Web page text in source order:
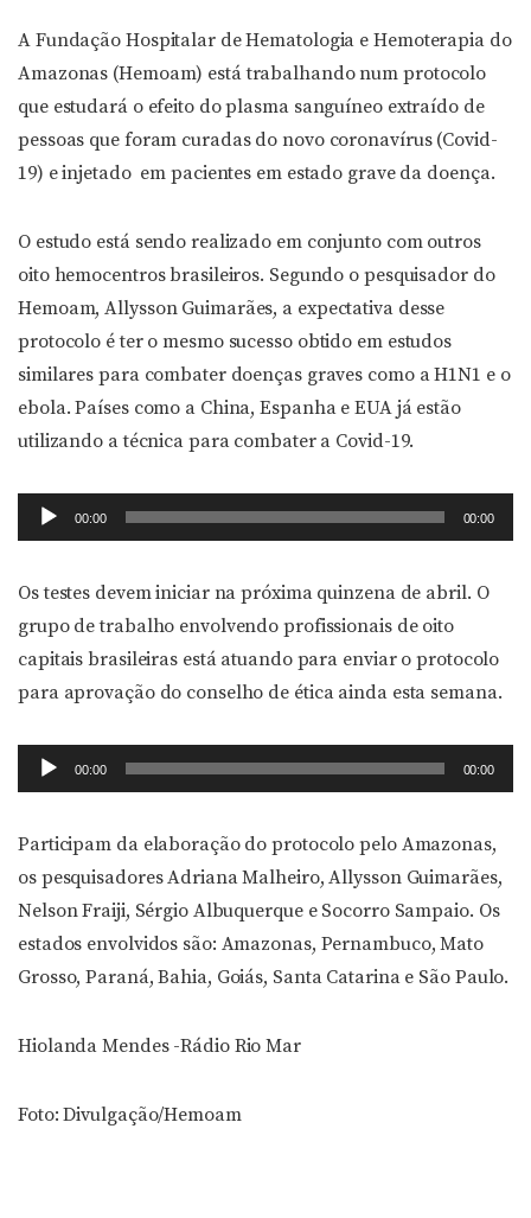
A Fundação Hospitalar de Hematologia e Hemoterapia do
Amazonas (Hemoam) está trabalhando num protocolo
que estudará o efeito do plasma sanguíneo extraído de
pessoas que foram curadas do novo coronavírus (Covid-
19) e injetado em pacientes em estado grave da doença.
O estudo está sendo realizado em conjunto com outros
oito hemocentros brasileiros. Segundo o pesquisador do
Hemoam, Allysson Guimarães, a expectativa desse
protocolo é ter o mesmo sucesso obtido em estudos
similares para combater doenças graves como a H1N1 e o
ebola. Países como a China, Espanha e EUA já estão
utilizando a técnica para combater a Covid-19.
Tocador
de
00:00 00:00
Os testes devem iniciar na próxima quinzena de abril. O
grupo de trabalho envolvendo profissionais de oito
capitais brasileiras está atuando para enviar o protocolo
para aprovação do conselho de ética ainda esta semana.
Tocador
de
00:00 00:00
Participam da elaboração do protocolo pelo Amazonas,
os pesquisadores Adriana Malheiro, Allysson Guimarães,
Nelson Fraiji, Sérgio Albuquerque e Socorro Sampaio. Os
estados envolvidos são: Amazonas, Pernambuco, Mato
Grosso, Paraná, Bahia, Goiás, Santa Catarina e São Paulo.
Hiolanda Mendes -Rádio Rio Mar
Foto: Divulgação/Hemoam